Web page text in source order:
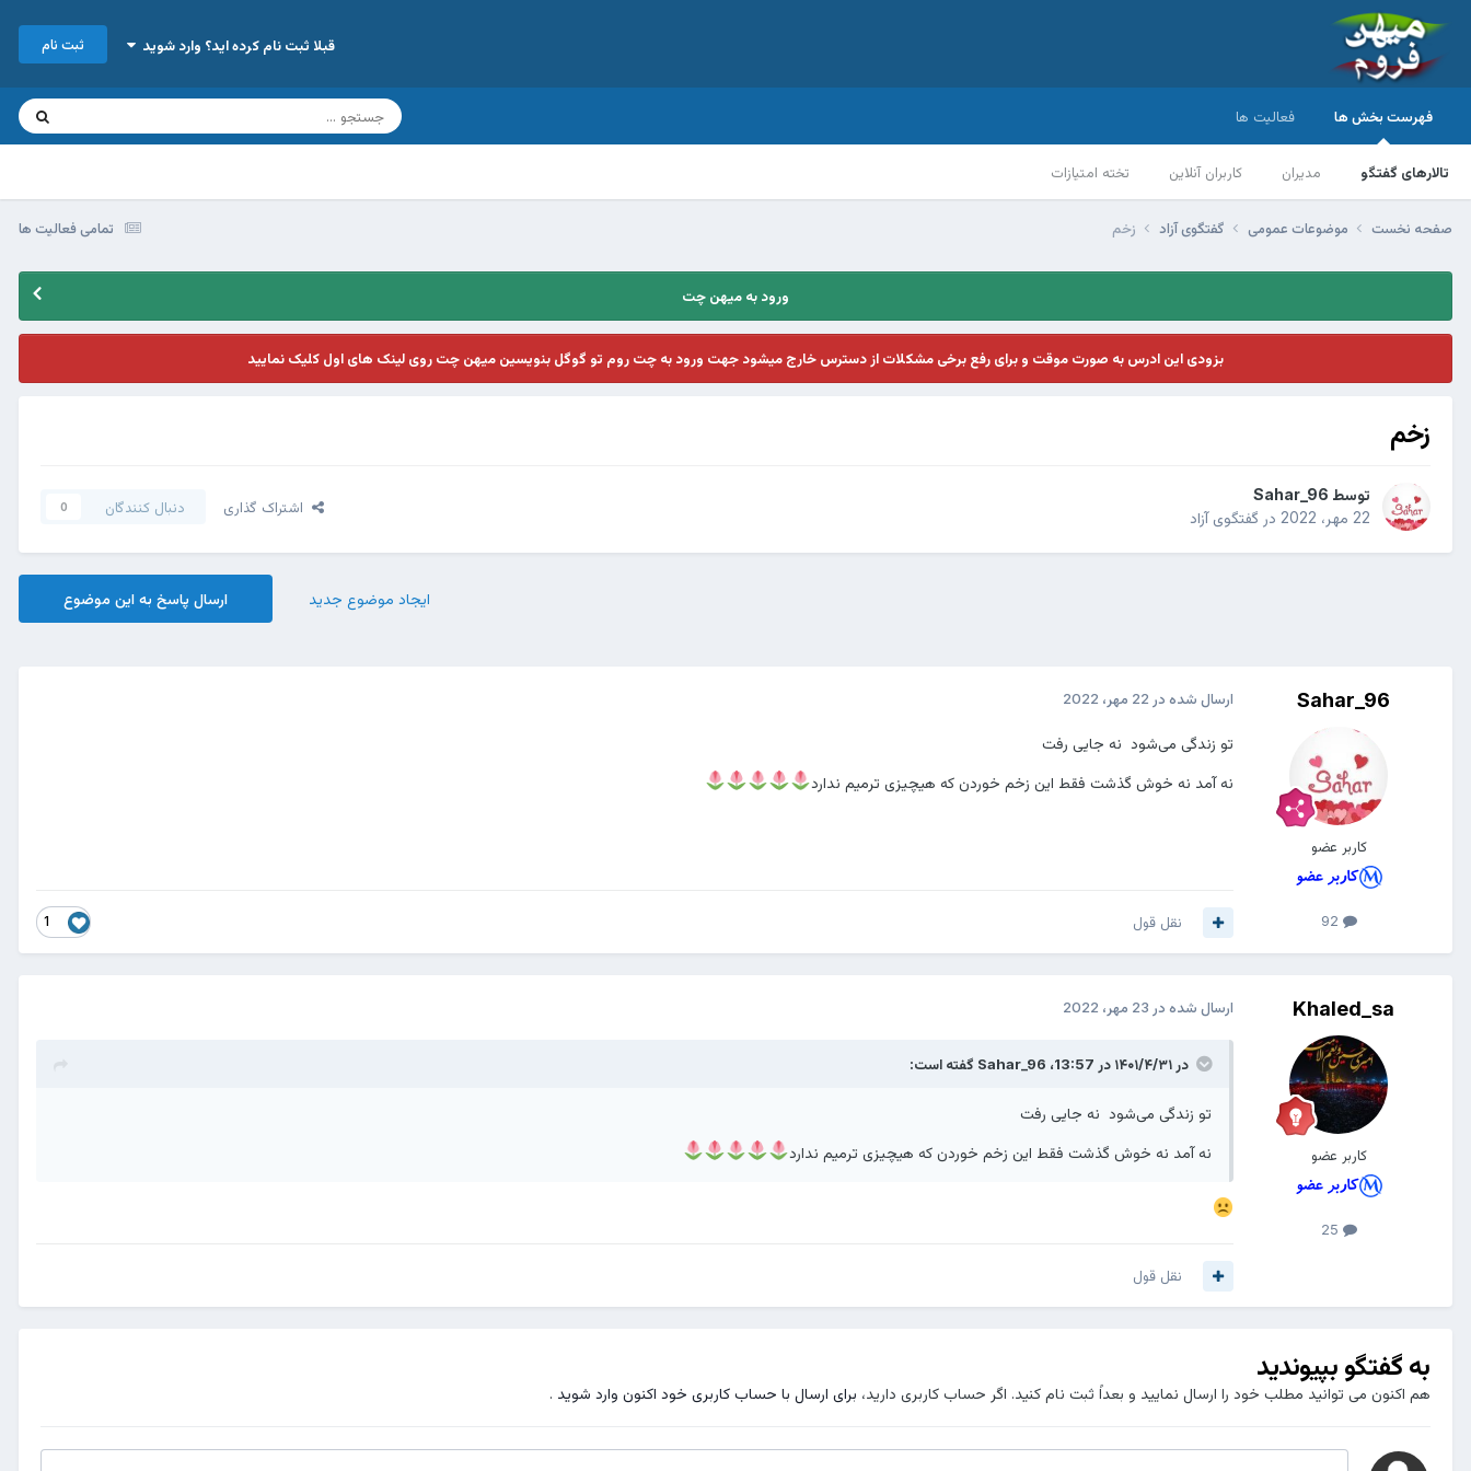
قبلا ثبت نام کرده اید؟ وارد شوید ثبت نام
فهرست بخش ها
تالارهای گفتگو مدیران کاربران آنلاین تخته امتیازات
فعالیت ها
تمامی فعالیت ها صفحه نخست موضوعات عمومی گفتگوی آزاد زخم
ورود به میهن چت
بزودی این ادرس به صورت موقت و برای رفع برخی مشکلات از دسترس خارج میشود جهت ورود به چت روم تو گوگل بنویسین میهن چت روی لینک های اول کلیک نمایید
زخم
توسط Sahar_96
22 مهر، 2022
در گفتگوی آزاد
اشتراک گذاری دنبال کنندگان 0
ارسال پاسخ به این موضوع ایجاد موضوع جدید
Sahar_96
کاربر عضو
ارسال شده در 22 مهر، 2022
تو زندگی می‌شود نه جایی رفت
نه آمد نه خوش گذشت فقط این زخم خوردن که هیچیزی ترمیم ندارد
1 نقل قول
Khaled_sa
کاربر عضو
ارسال شده در 23 مهر، 2022
در ۱۴۰۱/۴/۳۱ در 13:57، Sahar_96 گفته است:
تو زندگی می‌شود نه جایی رفت
نه آمد نه خوش گذشت فقط این زخم خوردن که هیچیزی ترمیم ندارد
نقل قول
به گفتگو بپیوندید
هم اکنون می توانید مطلب خود را ارسال نمایید و بعداً ثبت نام کنید. اگر حساب کاربری دارید، برای ارسال با حساب کاربری خود اکنون وارد شوید .